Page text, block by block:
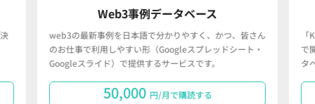
Web3事例データベース
web3の最新事例を日本語で分かりやすく、かつ、皆さん
のお仕事で利用しやすい形（Googleスプレッドシート・
Googleスライド）で提供するサービスです。
50,000 円/月で購読する
で
タ